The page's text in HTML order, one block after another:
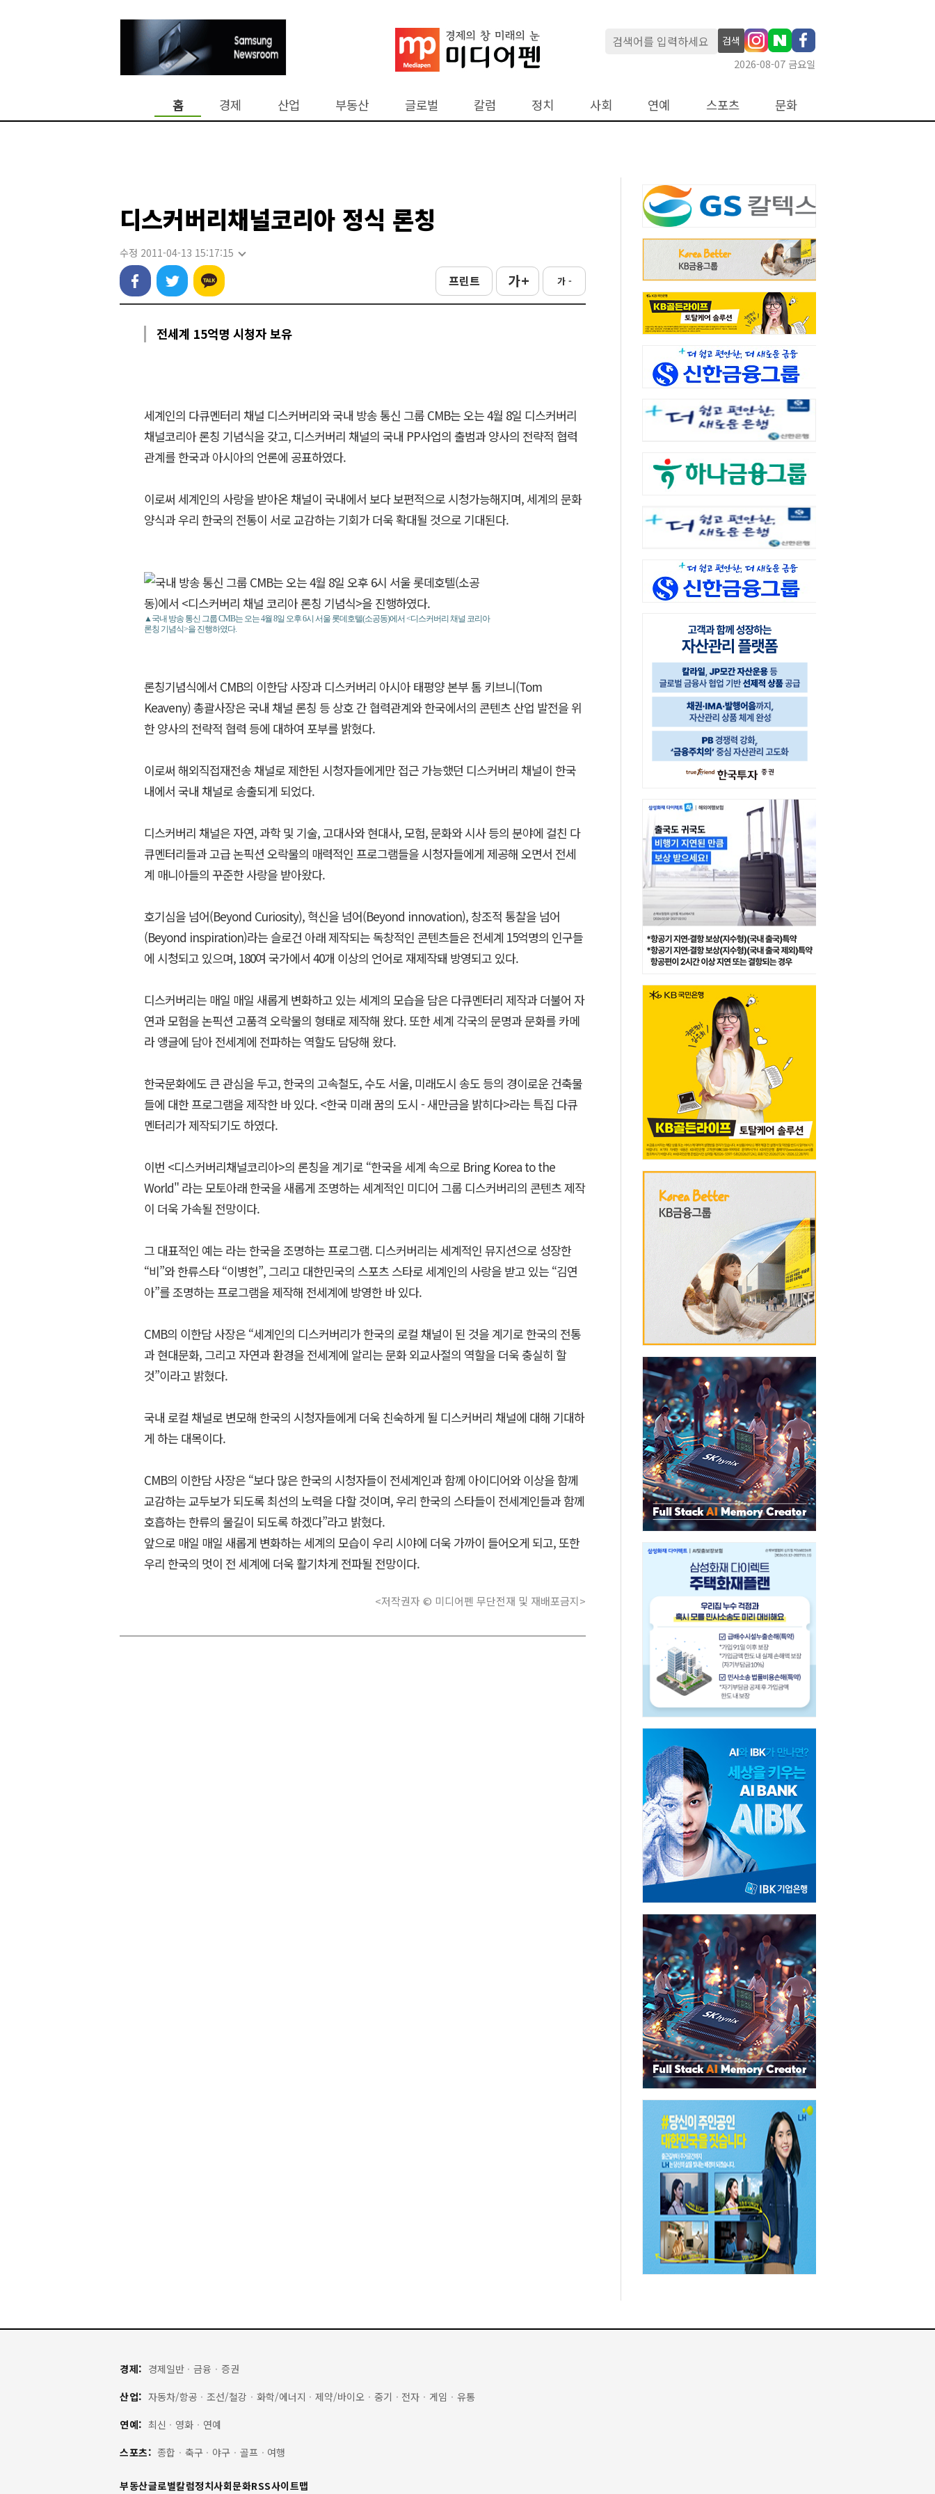
검색
2026-08-07 금요일
홈 경제 산업 부동산 글로벌 칼럼 정치 사회 연예 스포츠 문화
디스커버리채널코리아 정식 론칭
수정 2011-04-13 15:17:15
프린트 가 + 가 -
전세계 15억명 시청자 보유
세계인의 다큐멘터리 채널 디스커버리와 국내 방송 통신 그룹 CMB는 오는 4월 8일 디스커버리
채널코리아 론칭 기념식을 갖고, 디스커버리 채널의 국내 PP사업의 출범과 양사의 전략적 협력
관계를 한국과 아시아의 언론에 공표하였다.
이로써 세계인의 사랑을 받아온 채널이 국내에서 보다 보편적으로 시청가능해지며, 세계의 문화
양식과 우리 한국의 전통이 서로 교감하는 기회가 더욱 확대될 것으로 기대된다.
▲국내 방송 통신 그룹 CMB는 오는 4월 8일 오후 6시 서울 롯데호텔(소공동)에서 <디스커버리 채널 코리아
론칭 기념식>을 진행하였다.
론칭기념식에서 CMB의 이한담 사장과 디스커버리 아시아 태평양 본부 톰 키브니(Tom
Keaveny) 총괄사장은 국내 채널 론칭 등 상호 간 협력관계와 한국에서의 콘텐츠 산업 발전을 위
한 양사의 전략적 협력 등에 대하여 포부를 밝혔다.
이로써 해외직접재전송 채널로 제한된 시청자들에게만 접근 가능했던 디스커버리 채널이 한국
내에서 국내 채널로 송출되게 되었다.
디스커버리 채널은 자연, 과학 및 기술, 고대사와 현대사, 모험, 문화와 시사 등의 분야에 걸친 다
큐멘터리들과 고급 논픽션 오락물의 매력적인 프로그램들을 시청자들에게 제공해 오면서 전세
계 매니아들의 꾸준한 사랑을 받아왔다.
호기심을 넘어(Beyond Curiosity), 혁신을 넘어(Beyond innovation), 창조적 통찰을 넘어
(Beyond inspiration)라는 슬로건 아래 제작되는 독창적인 콘텐츠들은 전세계 15억명의 인구들
에 시청되고 있으며, 180여 국가에서 40개 이상의 언어로 재제작돼 방영되고 있다.
디스커버리는 매일 매일 새롭게 변화하고 있는 세계의 모습을 담은 다큐멘터리 제작과 더불어 자
연과 모험을 논픽션 고품격 오락물의 형태로 제작해 왔다. 또한 세계 각국의 문명과 문화를 카메
라 앵글에 담아 전세계에 전파하는 역할도 담당해 왔다.
한국문화에도 큰 관심을 두고, 한국의 고속철도, 수도 서울, 미래도시 송도 등의 경이로운 건축물
들에 대한 프로그램을 제작한 바 있다. <한국 미래 꿈의 도시 - 새만금을 밝히다>라는 특집 다큐
멘터리가 제작되기도 하였다.
이번 <디스커버리채널코리아>의 론칭을 계기로 “한국을 세계 속으로 Bring Korea to the
World" 라는 모토아래 한국을 새롭게 조명하는 세계적인 미디어 그룹 디스커버리의 콘텐츠 제작
이 더욱 가속될 전망이다.
그 대표적인 예는 라는 한국을 조명하는 프로그램. 디스커버리는 세계적인 뮤지션으로 성장한
“비”와 한류스타 “이병헌”, 그리고 대한민국의 스포츠 스타로 세계인의 사랑을 받고 있는 “김연
아”를 조명하는 프로그램을 제작해 전세계에 방영한 바 있다.
CMB의 이한담 사장은 “세계인의 디스커버리가 한국의 로컬 채널이 된 것을 계기로 한국의 전통
과 현대문화, 그리고 자연과 환경을 전세계에 알리는 문화 외교사절의 역할을 더욱 충실히 할
것”이라고 밝혔다.
국내 로컬 채널로 변모해 한국의 시청자들에게 더욱 친숙하게 될 디스커버리 채널에 대해 기대하
게 하는 대목이다.
CMB의 이한담 사장은 “보다 많은 한국의 시청자들이 전세계인과 함께 아이디어와 이상을 함께
교감하는 교두보가 되도록 최선의 노력을 다할 것이며, 우리 한국의 스타들이 전세계인들과 함께
호흡하는 한류의 물길이 되도록 하겠다”라고 밝혔다.
앞으로 매일 매일 새롭게 변화하는 세계의 모습이 우리 시야에 더욱 가까이 들어오게 되고, 또한
우리 한국의 멋이 전 세계에 더욱 활기차게 전파될 전망이다.
<저작권자 © 미디어펜 무단전재 및 재배포금지>
경제: 경제일반 · 금융 · 증권
산업: 자동차/항공 · 조선/철강 · 화학/에너지 · 제약/바이오 · 중기 · 전자 · 게임 · 유통
연예: 최신 · 영화 · 연예
스포츠: 종합 · 축구 · 야구 · 골프 · 여행
부동산글로벌칼럼정치사회문화RSS사이트맵